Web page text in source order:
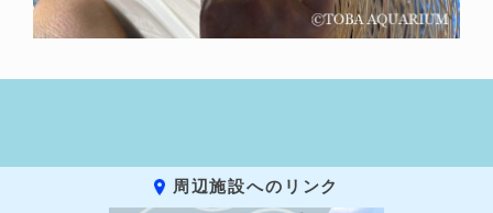
周辺施設へのリンク